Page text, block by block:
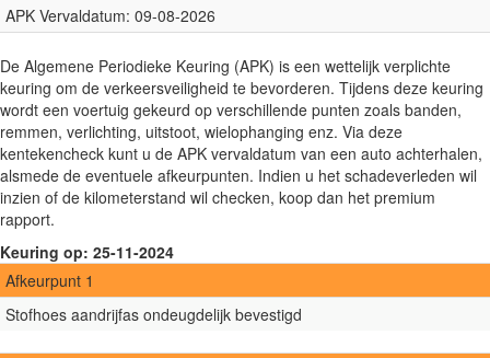
APK Vervaldatum: 09-08-2026
De Algemene Periodieke Keuring (APK) is een wettelijk verplichte
keuring om de verkeersveiligheid te bevorderen. Tijdens deze keuring
wordt een voertuig gekeurd op verschillende punten zoals banden,
remmen, verlichting, uitstoot, wielophanging enz. Via deze
kentekencheck kunt u de APK vervaldatum van een auto achterhalen,
alsmede de eventuele afkeurpunten. Indien u het schadeverleden wil
inzien of de kilometerstand wil checken, koop dan het premium
rapport.
Keuring op: 25-11-2024
Afkeurpunt 1
Stofhoes aandrijfas ondeugdelijk bevestigd